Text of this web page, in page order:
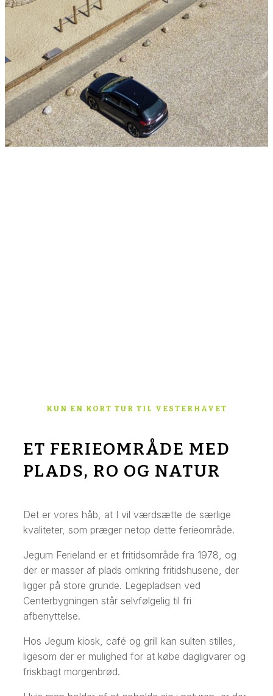
KUN EN KORT TUR TIL VESTERHAVET
ET FERIEOMRÅDE MED
PLADS, RO OG NATUR
Det er vores håb, at I vil værdsætte de særlige
kvaliteter, som præger netop dette ferieområde.
Jegum Ferieland er et fritidsområde fra 1978, og
der er masser af plads omkring fritidshusene, der
ligger på store grunde. Legepladsen ved
Centerbygningen står selvfølgelig til fri
afbenyttelse.
Hos Jegum kiosk, café og grill kan sulten stilles,
ligesom der er mulighed for at købe dagligvarer og
friskbagt morgenbrød.